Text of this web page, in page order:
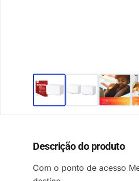
Descrição do produto
Com o ponto de acesso